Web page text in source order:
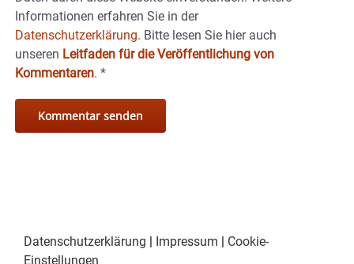
Informationen erfahren Sie in der
Datenschutzerklärung. Bitte lesen Sie hier auch
unseren Leitfaden für die Veröffentlichung von
Kommentaren. *
Datenschutzerklärung Impressum
Cookie-
Einstellungen